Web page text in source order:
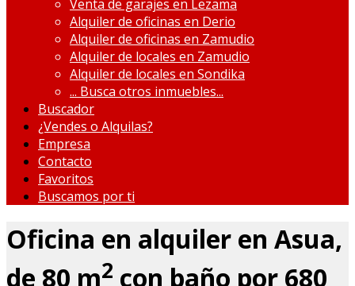
Venta de garajes en Lezama
Alquiler de oficinas en Derio
Alquiler de oficinas en Zamudio
Alquiler de locales en Zamudio
Alquiler de locales en Sondika
... Busca otros inmuebles...
Buscador
¿Vendes o Alquilas?
Empresa
Contacto
Favoritos
Buscamos por ti
Oficina en alquiler en Asua,
de 80 m2 con baño por 680